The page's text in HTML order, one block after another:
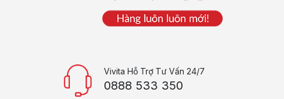
Vivita Hỗ Trợ Tư Vấn 24/7
0888 533 350